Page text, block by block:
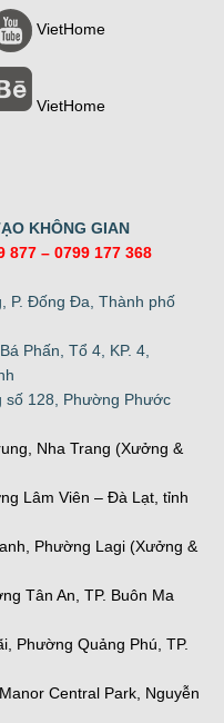
VietHome
VietHome
KHÔNG GIAN
877 – 0799 177 368
P. Đống Đa, Thành phố
Phấn, Tổ 4, KP. 4,
số 128, Phường Phước
Nha Trang (Xưởng &
Lâm Viên – Đà Lạt, tỉnh
Phường Lagi (Xưởng &
Tân An, TP. Buôn Ma
Phường Quảng Phú, TP.
Central Park, Nguyễn